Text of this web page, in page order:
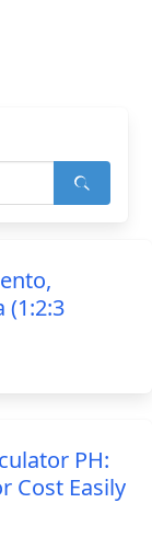
(1:2:3
PH:
Cost Easily